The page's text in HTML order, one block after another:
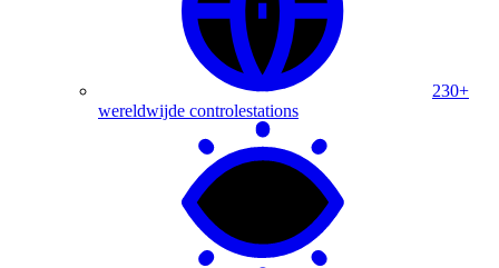
230+
wereldwijde controlestations